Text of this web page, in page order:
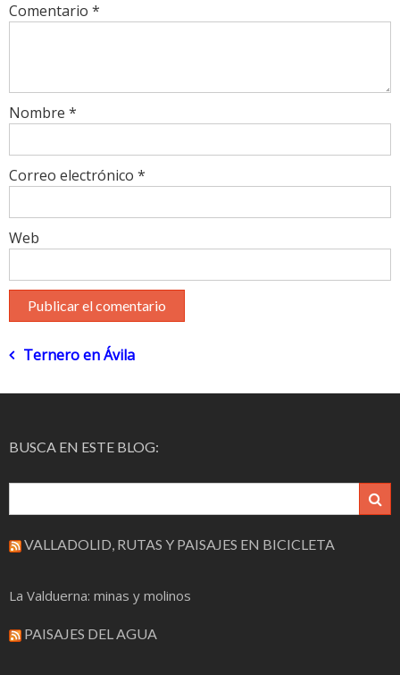
Comentario *
Nombre *
Correo electrónico *
Web
Navegación
de
Ternero en Ávila
BUSCA EN ESTE BLOG:
VALLADOLID, RUTAS Y PAISAJES EN BICICLETA
La Valduerna: minas y molinos
PAISAJES DEL AGUA